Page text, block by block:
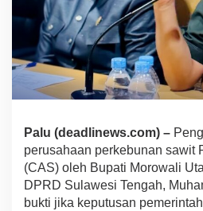
Palu (deadlinews.com) –
perusahaan perkebunan sawit
(CAS) oleh Bupati Morowali
DPRD Sulawesi Tengah,
bukti jika keputusan